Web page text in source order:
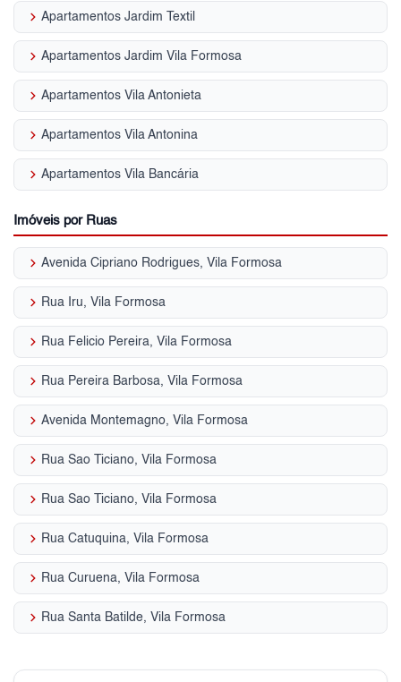
keyboard_arrow_right Apartamentos Jardim Textil
keyboard_arrow_right Apartamentos Jardim Vila Formosa
keyboard_arrow_right Apartamentos Vila Antonieta
keyboard_arrow_right Apartamentos Vila Antonina
keyboard_arrow_right Apartamentos Vila Bancária
Imóveis por Ruas
keyboard_arrow_right Avenida Cipriano Rodrigues, Vila Formosa
keyboard_arrow_right Rua Iru, Vila Formosa
keyboard_arrow_right Rua Felicio Pereira, Vila Formosa
keyboard_arrow_right Rua Pereira Barbosa, Vila Formosa
keyboard_arrow_right Avenida Montemagno, Vila Formosa
keyboard_arrow_right Rua Sao Ticiano, Vila Formosa
keyboard_arrow_right Rua Sao Ticiano, Vila Formosa
keyboard_arrow_right Rua Catuquina, Vila Formosa
keyboard_arrow_right Rua Curuena, Vila Formosa
keyboard_arrow_right Rua Santa Batilde, Vila Formosa